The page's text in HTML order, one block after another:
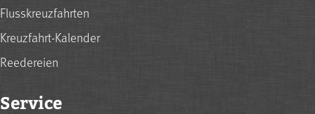
Flusskreuzfahrten
Kreuzfahrt-Kalender
Reedereien
Service